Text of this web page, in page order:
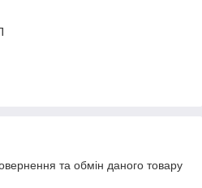
та обмін даного товару